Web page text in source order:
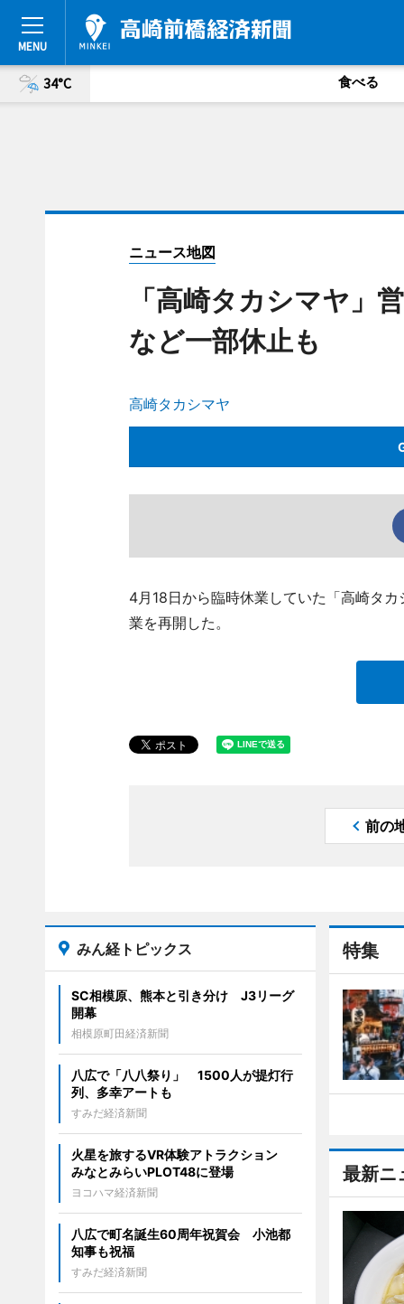
34°C 食べる
ニュース地図
「高崎タカシマヤ
など一部休止も
高崎タカシマヤ
4月18日から臨時休業していた「高崎タ
業を再開した。
前の
特集
最新ニ
みん経トピックス
SC相模原、熊本と引き分け J3リーグ
開幕
相模原町田経済新聞
八広で「八八祭り」 1500人が提灯行
列、多幸アートも
すみだ経済新聞
火星を旅するVR体験アトラクション
みなとみらいPLOT48に登場
ヨコハマ経済新聞
八広で町名誕生60周年祝賀会 小池都
知事も祝福
すみだ経済新聞